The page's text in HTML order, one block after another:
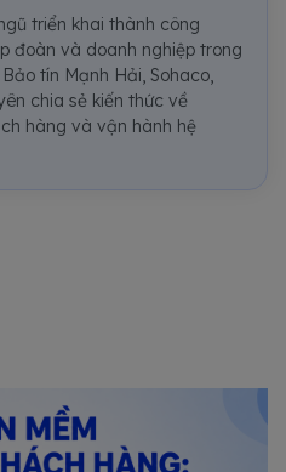
triển khai thành công
đoàn và doanh nghiệp trong
tín Mạnh Hải, Sohaco,
chia sẻ kiến thức về
hàng và vận hành hệ